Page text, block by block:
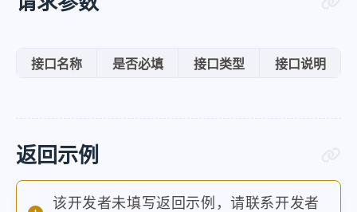
接口名称 是否必填 接口类型 接口说明
返回示例
该开发者未填写返回示例，请联系开发者